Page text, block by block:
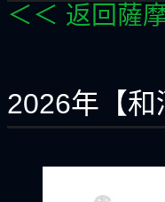
＜＜ 返回薩
2026年【